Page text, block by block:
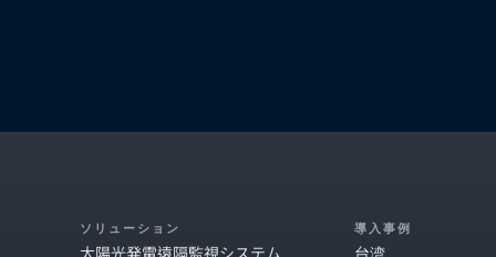
ソリューション
太陽光発電遠隔監視システム
導入事例
台湾